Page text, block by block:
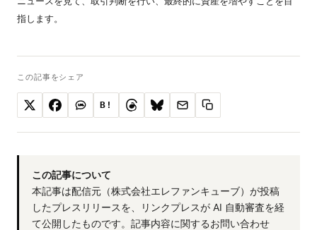
指します。
この記事をシェア
B!
この記事について
本記事は配信元（株式会社エレファンキューブ）が投稿
したプレスリリースを、リンクプレスが AI 自動審査を経
て公開したものです。記事内容に関するお問い合わせ